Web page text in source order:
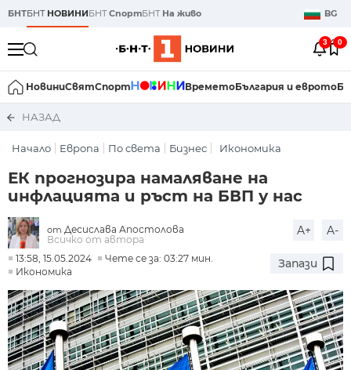
БНТБНТ НОВИНИБНТСпортБНТ На живо BG
3 0
НовиниСвятСпорт ВреметоБългария и еврото
НАЗАД
Начало Европа По света Бизнес Икономика
ЕК прогнозира намаляване на
инфлацията и ръст на БВП у нас
от Десислава Апостолова
Всичко от автора
A+ A-
13:58, 15.05.2024
Чете се за: 03:27 мин.
Икономика
Запази